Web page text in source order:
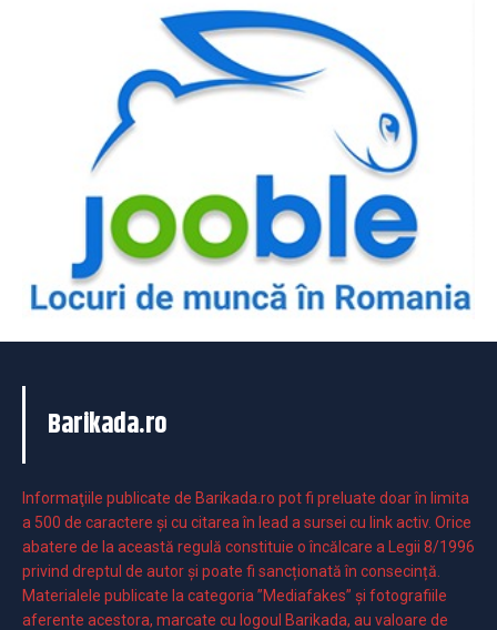
Barikada.ro
Informaţiile publicate de Barikada.ro pot fi preluate doar în limita
a 500 de caractere şi cu citarea în lead a sursei cu link activ. Orice
abatere de la această regulă constituie o încălcare a Legii 8/1996
privind dreptul de autor și poate fi sancționată în consecință.
Materialele publicate la categoria ”Mediafakes” și fotografiile
aferente acestora, marcate cu logoul Barikada, au valoare de